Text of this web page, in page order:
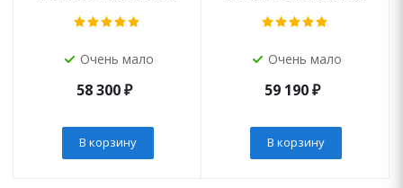
Очень мало
58 300₽
В корзину
Очень мало
59 190₽
В корзину